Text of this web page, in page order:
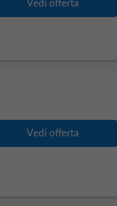
Vedi offerta
Vedi offerta